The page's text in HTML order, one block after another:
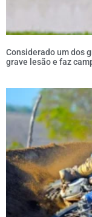
Considerado um dos
grave lesão e faz